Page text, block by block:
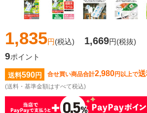
1,835円(税込) 1,669円(税抜)
9ポイント
送料590円 合せ買い商品合計2,980円以上で送
(送料・基準金額はすべて税込)